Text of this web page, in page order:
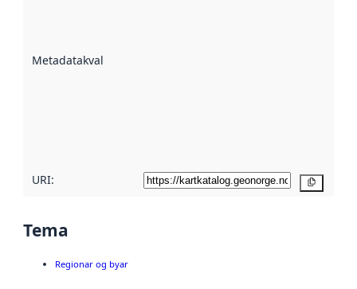
Metadatakvalitet
URI:
Tema
Regionar og byar